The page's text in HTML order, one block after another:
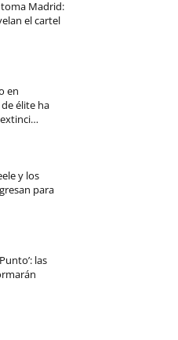
Madrid:
el cartel
en
élite ha
extinci…
y los
para
las